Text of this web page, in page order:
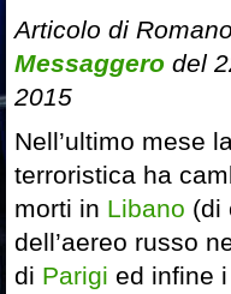
Articolo di
Messaggero del
2015
Nell’ultimo mese
terroristica ha
morti in Libano (di
dell’aereo russo
di Parigi ed infine